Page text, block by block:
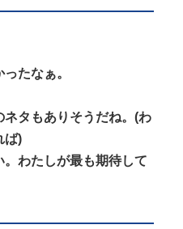
たなぁ。
タもありそうだね。(わ
ば)
わたしが最も期待して